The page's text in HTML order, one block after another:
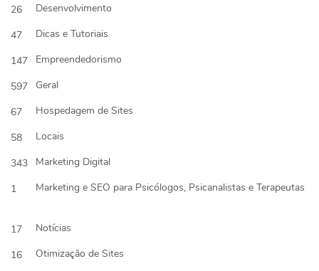
26
Desenvolvimento
47
Dicas e Tutoriais
147
Empreendedorismo
597
Geral
67
Hospedagem de Sites
58
Locais
343
Marketing Digital
1
Marketing e SEO para Psicólogos, Psicanalistas e Terapeutas
17
Notícias
16
Otimização de Sites